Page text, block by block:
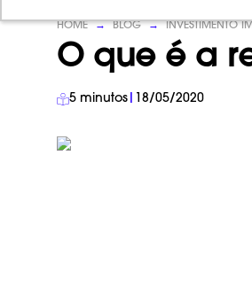
HOME → BLOG → INVESTIMENTO
O que é a
5 minutos 18/05/2020